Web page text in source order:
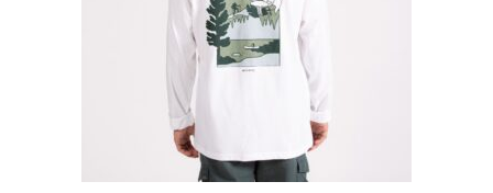
CHOIX DES OPTIONS